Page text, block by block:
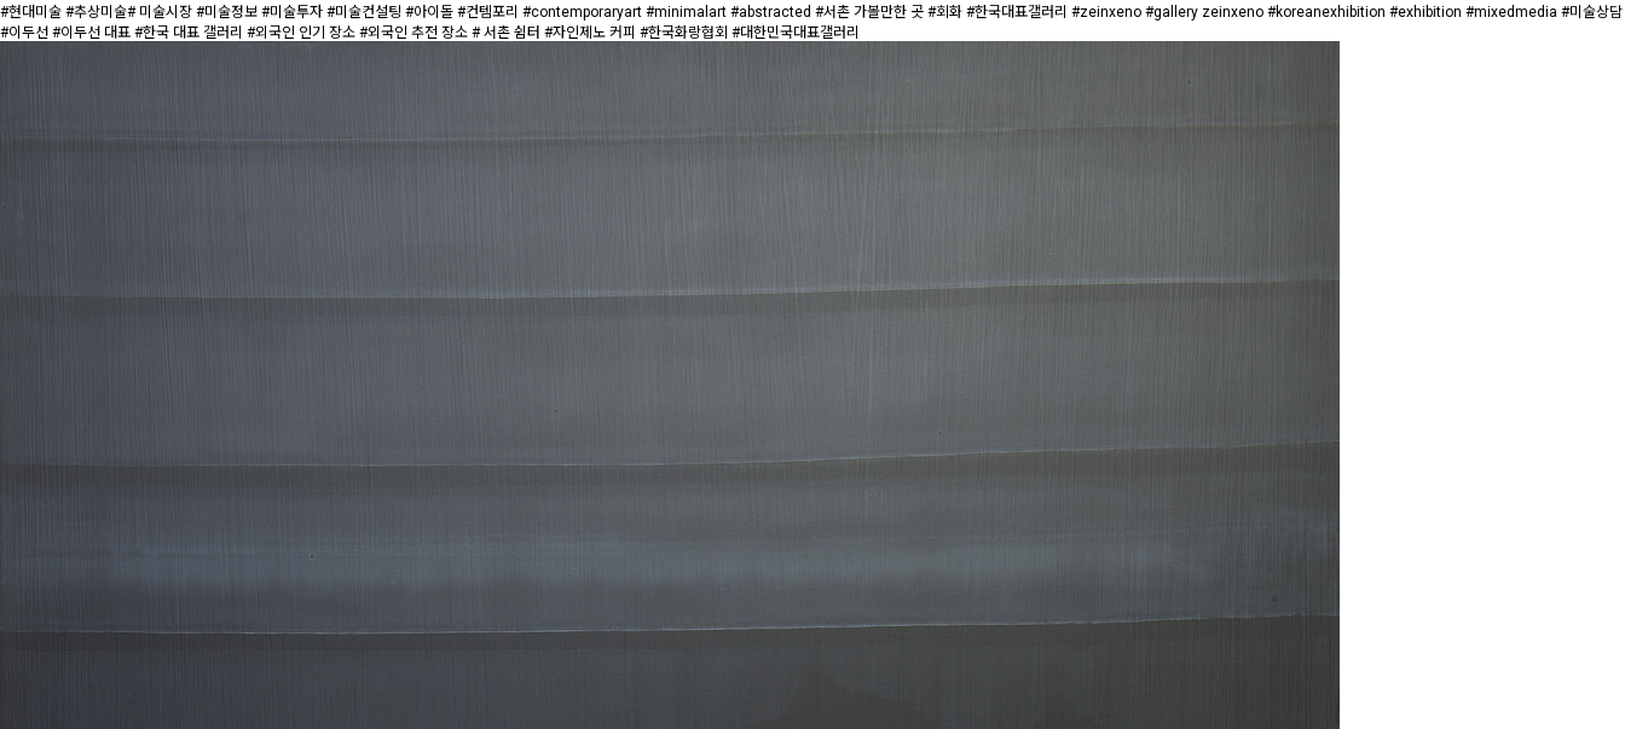
#현대미술 #추상미술# 미술시장 #미술정보 #미술투자 #미술컨설팅 #아이돌 #컨템포리 #contemporaryart #minimalart #abstracted #서촌 가볼만한 곳 #회화 #한국대표갤러리 #zeinxeno #gallery zeinxeno #koreanexhibition #exhibition #mixedmedia #미술상담
#이두선 #이두선 대표 #한국 대표 갤러리 #외국인 인기 장소 #외국인 추전 장소 # 서촌 쉼터 #자인제노 커피 #한국화랑협회 #대한민국대표갤러리